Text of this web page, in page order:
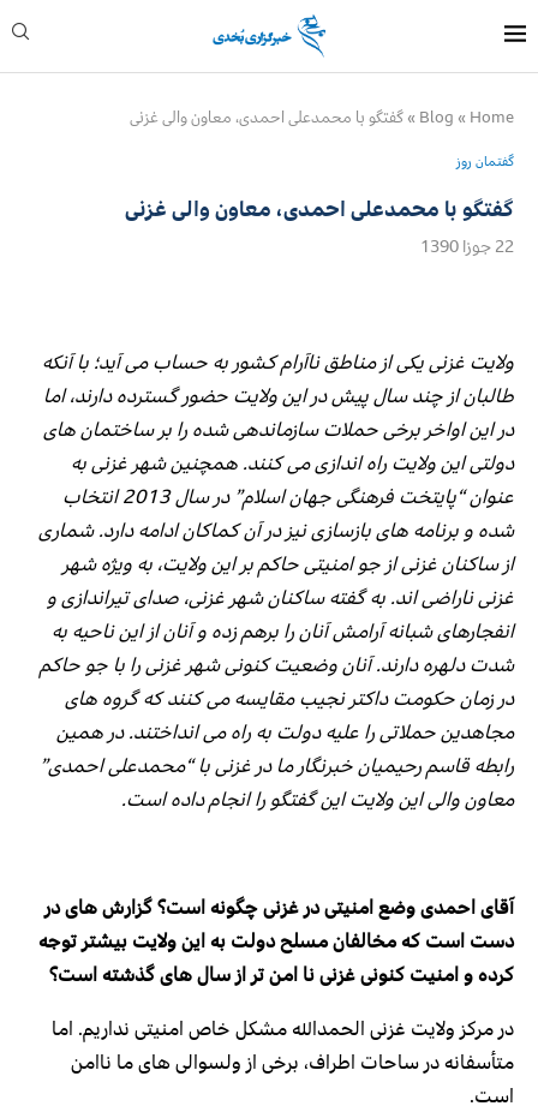
Home
»
Blog
»گفتگو با محمدعلی احمدی، معاون والی غزنی
گفتمان روز
گفتگو با محمدعلی احمدی، معاون والی غزنی
22 جوزا 1390
ولایت غزنی یکی از مناطق ناآرام کشور به حساب می آید؛ با آنکه
طالبان از چند سال پیش در این ولایت حضور گسترده دارند، اما
در این اواخر برخی حملات سازماندهی شده را بر ساختمان های
دولتی این ولایت راه اندازی می کنند. همچنین شهر غزنی به
عنوان “پایتخت فرهنگی جهان اسلام” در سال 2013 انتخاب
شده و برنامه های بازسازی نیز در آن کماکان ادامه دارد. شماری
از ساکنان غزنی از جو امنیتی حاکم بر این ولایت، به ویژه شهر
غزنی ناراضی اند. به گفته ساکنان شهر غزنی، صدای تیراندازی و
انفجارهای شبانه آرامش آنان را برهم زده و آنان از این ناحیه به
شدت دلهره دارند. آنان وضعیت کنونی شهر غزنی را با جو حاکم
در زمان حکومت داکتر نجیب مقایسه می کنند که گروه های
مجاهدین حملاتی را علیه دولت به راه می انداختند. در همین
رابطه قاسم رحیمیان خبرنگار ما در غزنی با “محمدعلی احمدی”
معاون والی این ولایت این گفتگو را انجام داده است.
آقای احمدی وضع امنیتی در غزنی چگونه است؟ گزارش های در
دست است که مخالفان مسلح دولت به این ولایت بیشتر توجه
کرده و امنیت کنونی غزنی نا امن تر از سال های گذشته است؟
در مرکز ولایت غزنی الحمدالله مشکل خاص امنیتی نداریم. اما
متأسفانه در ساحات اطراف، برخی از ولسوالی های ما ناامن
است.